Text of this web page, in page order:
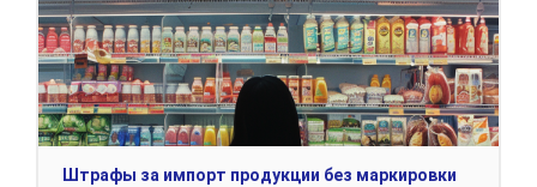
Штрафы за импорт продукции без маркировки